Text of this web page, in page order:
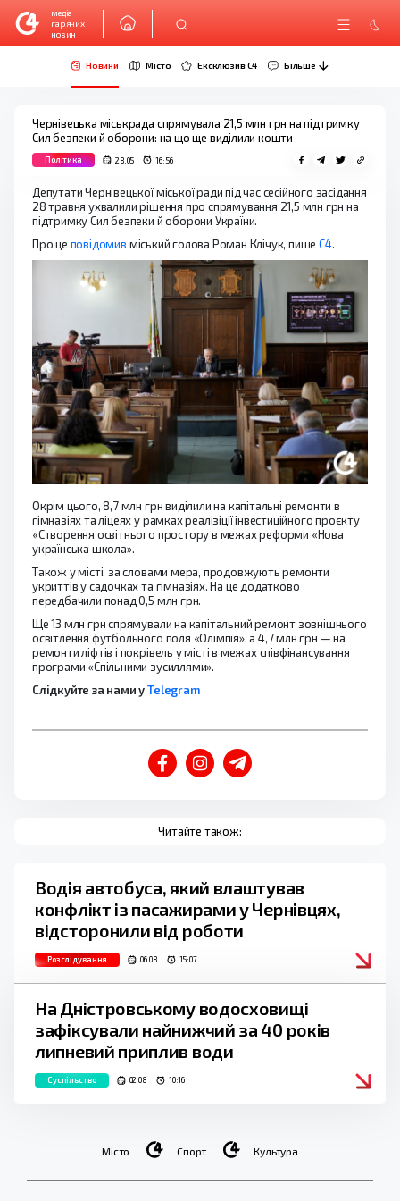
медіа
гарячих
новин
Новини Місто Ексклюзив C4 Більше
Чернівецька міськрада спрямувала 21,5 млн грн на підтримку
Сил безпеки й оборони: на що ще виділили кошти
Політика 28.05 16:56
Депутати Чернівецької міської ради під час сесійного засідання
28 травня ухвалили рішення про спрямування 21,5 млн грн на
підтримку Сил безпеки й оборони України.
Про це повідомив міський голова Роман Клічук, пишеС4.
Окрім цього, 8,7 млн грн виділили на капітальні ремонти в
гімназіях та ліцеях у рамках реалізіції інвестиційного проєкту
«Створення освітнього простору в межах реформи «Нова
українська школа».
Також у місті, за словами мера, продовжують ремонти
укриттів у садочках та гімназіях. На це додатково
передбачили понад 0,5 млн грн.
Ще 13 млн грн спрямували на капітальний ремонт зовнішнього
освітлення футбольного поля «Олімпія», а 4,7 млн грн — на
ремонти ліфтів і покрівель у місті в межах співфінансування
програми «Спільними зусиллями».
Слідкуйте за нами уTelegram
Читайте також:
Водія автобуса, який влаштував
конфлікт із пасажирами у Чернівцях,
відсторонили від роботи
Розслідування 06.08 15:07
На Дністровському водосховищі
зафіксували найнижчий за 40 років
липневий приплив води
Суспільство 02.08 10:16
Місто Спорт Культура